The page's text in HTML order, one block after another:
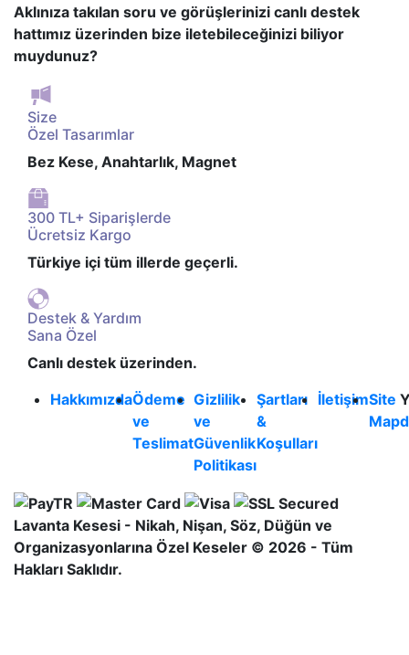
Aklınıza takılan soru ve görüşlerinizi canlı destek
hattımız üzerinden bize iletebileceğinizi biliyor
muydunuz?
Size
Özel Tasarımlar
Bez Kese, Anahtarlık, Magnet
300 TL+ Siparişlerde
Ücretsiz Kargo
Türkiye içi tüm illerde geçerli.
Destek & Yardım
Sana Özel
Canlı destek üzerinden.
HakkımızdaÖdeme
ve
Teslimat
Gizlilik
ve
Güvenlik
Politikası
Şartları
&
Koşulları
İletişimSite
Map
Lavanta Kesesi - Nikah, Nişan, Söz, Düğün ve
Organizasyonlarına Özel Keseler © 2026 - Tüm
Hakları Saklıdır.